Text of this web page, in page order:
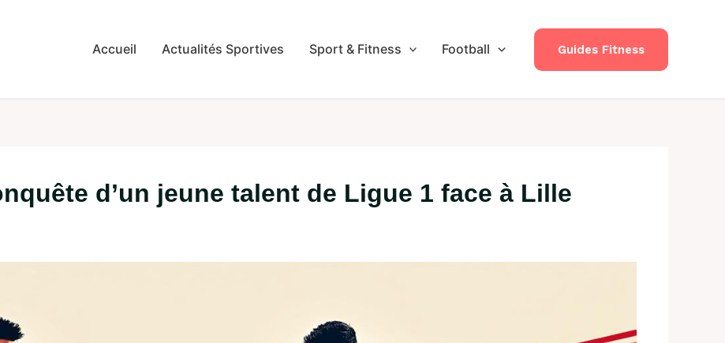
Accueil Actualités Sportives Sport & Fitness Football Guides Fitness
d’un jeune talent de Ligue 1 face à Lille